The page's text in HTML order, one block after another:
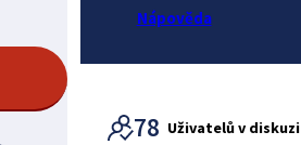
Nápověda
78 Uživatelů v diskuzi